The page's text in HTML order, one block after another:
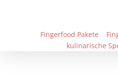
Fingerfood Pakete
kulinarische